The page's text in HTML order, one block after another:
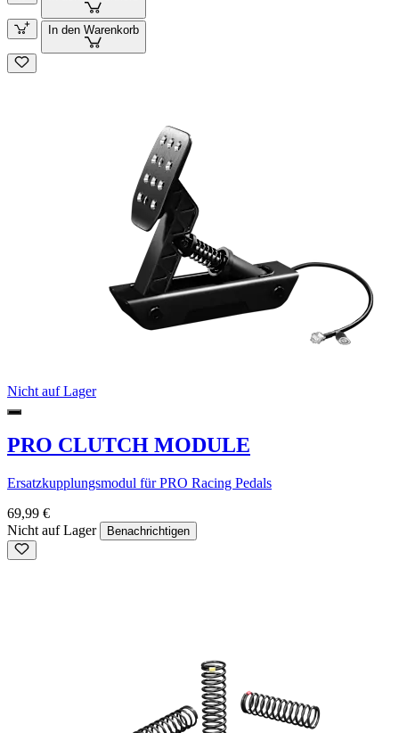
In den Warenkorb
Nicht auf Lager
PRO CLUTCH MODULE
Ersatzkupplungsmodul für PRO Racing Pedals
69,99 €
Nicht auf Lager
Benachrichtigen